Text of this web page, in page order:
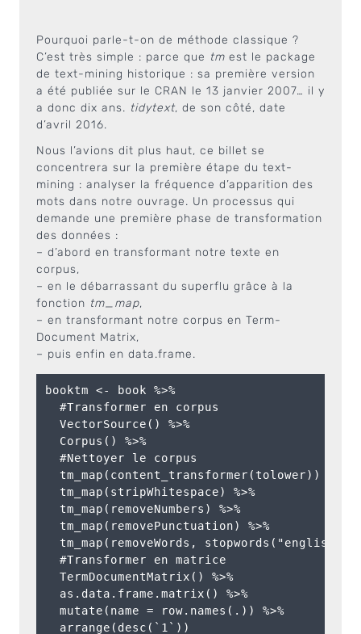
Pourquoi parle-t-on de méthode classique ?
C’est très simple : parce que tm est le package
de text-mining historique : sa première version
a été publiée sur le CRAN le 13 janvier 2007… il y
a donc dix ans. tidytext, de son côté, date
d’avril 2016.
Nous l’avions dit plus haut, ce billet se
concentrera sur la première étape du text-
mining : analyser la fréquence d’apparition des
mots dans notre ouvrage. Un processus qui
demande une première phase de transformation
des données :
– d’abord en transformant notre texte en
corpus,
– en le débarrassant du superflu grâce à la
fonction tm_map,
– en transformant notre corpus en Term-
Document Matrix,
– puis enfin en data.frame.
booktm <- book %>%
  #Transformer en corpus
  VectorSource() %>%
  Corpus() %>%
  #Nettoyer le corpus
  tm_map(content_transformer(tolower)) %>%
  tm_map(stripWhitespace) %>%
  tm_map(removeNumbers) %>%
  tm_map(removePunctuation) %>%
tm_map(removeWords,
  #Transformer en matrice
  TermDocumentMatrix() %>%
  as.data.frame.matrix() %>%
  mutate(name = row.names(.)) %>%